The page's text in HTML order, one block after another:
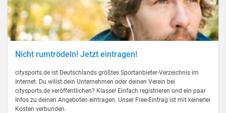
Nicht rumtrödeln! Jetzt eintragen!
citysports.de ist Deutschlands größtes Sportanbieter-Verzeichnis im
Internet. Du willst dein Unternehmen oder deinen Verein bei
citysports.de veröffentlichen? Klasse! Einfach registrieren und ein paar
Infos zu deinen Angeboten eintragen. Unser Free-Eintrag ist mit keinerlei
Kosten verbunden.